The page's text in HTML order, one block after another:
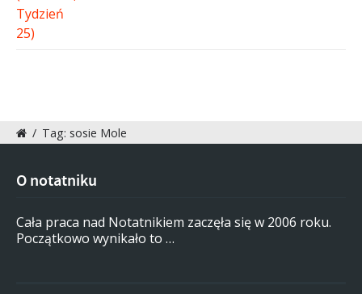
/ Tag: sosie Mole
O notatniku
Cała praca nad Notatnikiem zaczęła się w 2006 roku.
Początkowo wynikało to …